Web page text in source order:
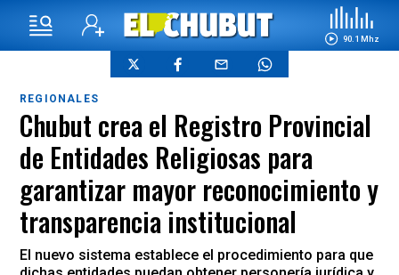
90.1 Mhz
REGIONALES
Chubut crea el Registro Provincial
de Entidades Religiosas para
garantizar mayor reconocimiento y
transparencia institucional
El nuevo sistema establece el procedimiento para que